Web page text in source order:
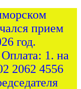
прием
год.
1. на
2062 4556